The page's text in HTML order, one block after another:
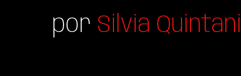
por Silvia